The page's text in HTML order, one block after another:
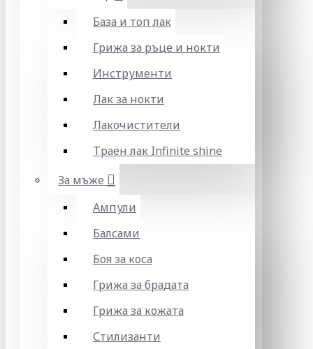
База и топ лак
Грижа за ръце и нокти
Инструменти
Лак за нокти
Лакочистители
Траен лак Infinite shine
За мъже
Ампули
Балсами
Боя за коса
Грижа за брадата
Грижа за кожата
Стилизанти